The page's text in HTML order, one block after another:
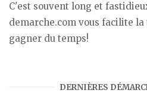
C'est souvent long et
demarche.com vous facilite
gagner du temps!
DERNIÈRES